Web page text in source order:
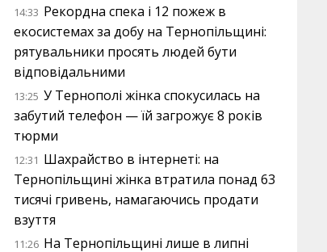
14:33 Рекордна спека і 12 пожеж в
екосистемах за добу на Тернопільщині:
рятувальники просять людей бути
відповідальними
13:25 У Тернополі жінка спокусилась на
забутий телефон — їй загрожує 8 років
тюрми
12:31 Шахрайство в інтернеті: на
Тернопільщині жінка втратила понад 63
тисячі гривень, намагаючись продати
взуття
11:26 На Тернопільщині лише в липні